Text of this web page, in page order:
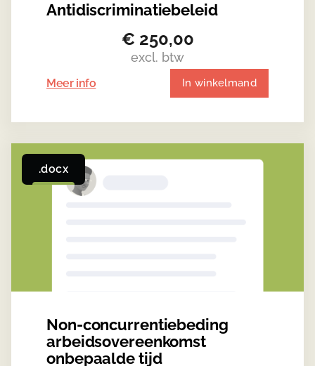
Antidiscriminatiebeleid
€ 250,00
excl. btw
Meer info In winkelmand
.docx
Non-concurrentiebeding
arbeidsovereenkomst
onbepaalde tijd